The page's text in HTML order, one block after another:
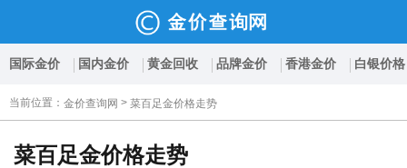
国际金价 国内金价 黄金回收 品牌金价 香港金价 白银价格
当前位置 ： 金价查询网 > 菜百足金价格走势
菜百足金价格走势